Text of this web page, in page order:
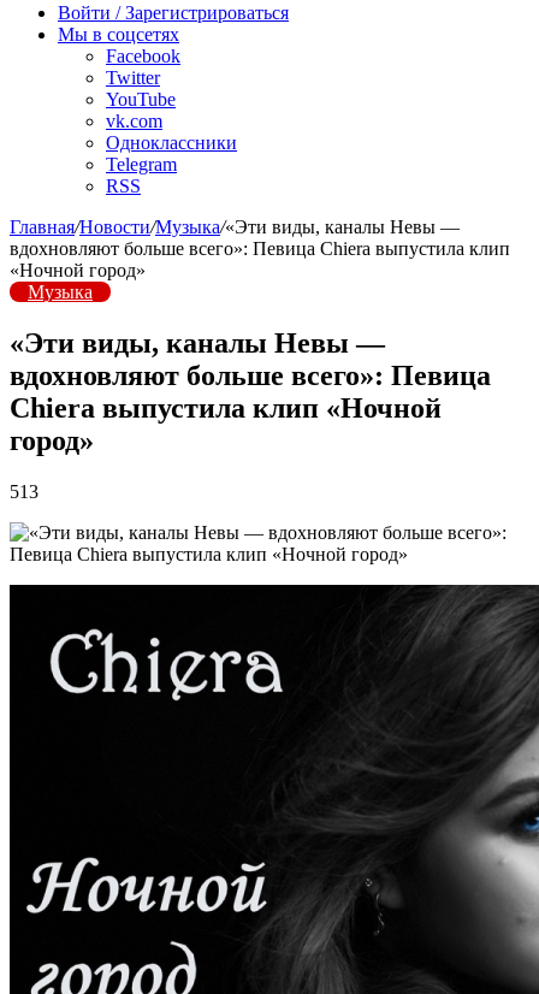
радио
Войти / Зарегистрироваться
Мы в соцсетях
Facebook
Twitter
YouTube
vk.com
Одноклассники
Telegram
RSS
Главная/Новости/Музыка/«Эти виды, каналы Невы —
вдохновляют больше всего»: Певица Chiera выпустила клип
«Ночной город»
Музыка
«Эти виды, каналы Невы —
вдохновляют больше всего»: Певица
Chiera выпустила клип «Ночной
город»
513